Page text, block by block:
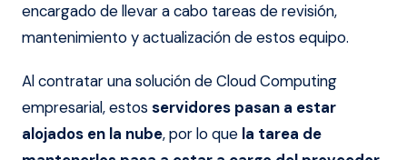
encargado de llevar a cabo tareas de revisión,
mantenimiento y actualización de estos equipo.
Al contratar una solución de Cloud Computing
empresarial, estos servidores pasan a estar
alojados en la nube, por lo que la tarea de